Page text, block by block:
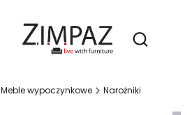
Otwórz
Meble wypoczynkowe Narożniki